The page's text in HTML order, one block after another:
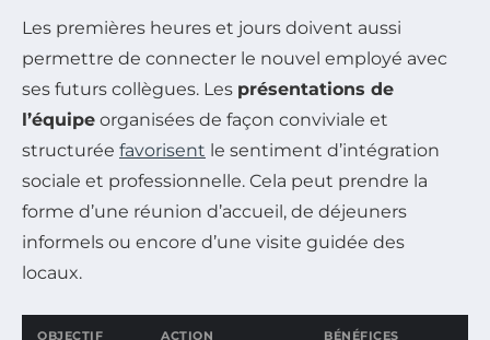
Les premières heures et jours doivent aussi
permettre de connecter le nouvel employé avec
ses futurs collègues. Les présentations de
l’équipe organisées de façon conviviale et
structurée favorisent le sentiment d’intégration
sociale et professionnelle. Cela peut prendre la
forme d’une réunion d’accueil, de déjeuners
informels ou encore d’une visite guidée des
locaux.
OBJECTIF ACTION BÉNÉFICES